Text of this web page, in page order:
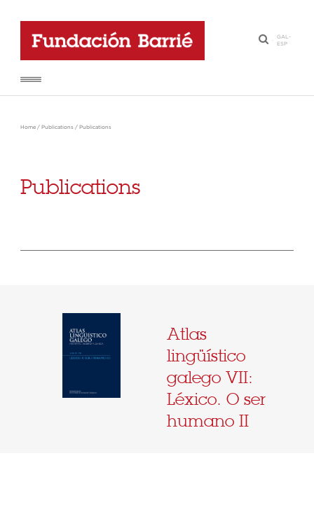
·
GAL-
ESP
Home / Publications / Publications
Publications
Atlas
lingüístico
galego VII:
Léxico. O ser
humano II